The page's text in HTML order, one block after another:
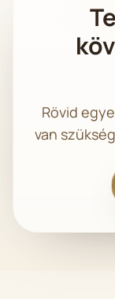
Rövid
van